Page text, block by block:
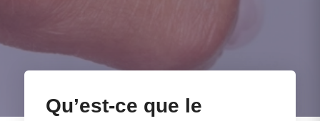
Qu’est-ce que le